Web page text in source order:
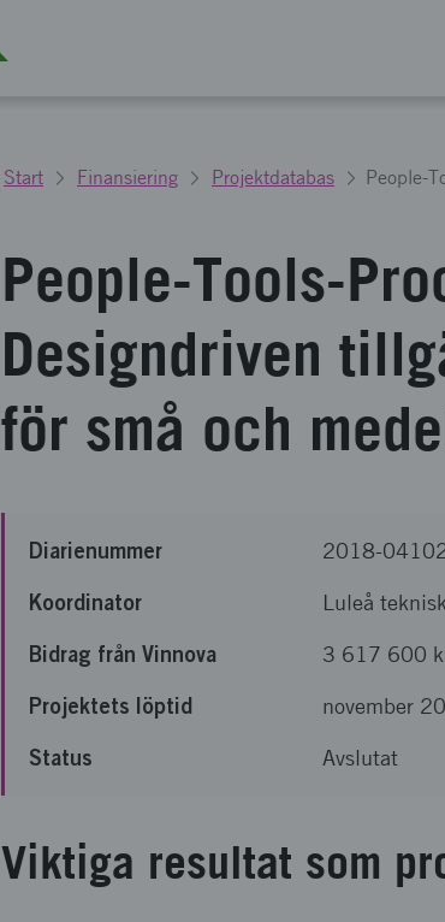
Start Finansiering Projektdatabas
People-Tools-
Designdriven
för små och
Diarienummer 2018-
Koordinator Luleå
Bidrag från Vinnova 3 617 600
Projektets löptid november
Status Avslutat
Viktiga resultat som